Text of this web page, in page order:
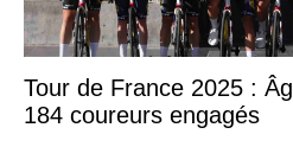
Tour de France 2025 :
184 coureurs engagés